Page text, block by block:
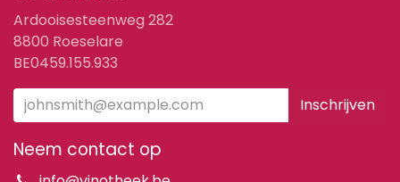
Ardooisesteenweg 282
8800 Roeselare
BE0459.155.933
Inschrijven
Neem contact op